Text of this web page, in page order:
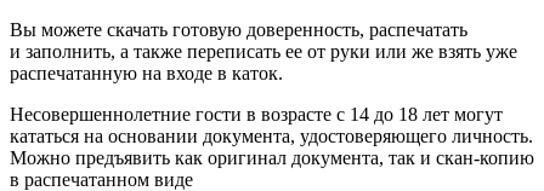
Вы можете скачать готовую доверенность, распечатать
и заполнить, а также переписать ее от руки или же взять уже
распечатанную на входе в каток.
Несовершеннолетние гости в возрасте с 14 до 18 лет могут
кататься на основании документа, удостоверяющего личность.
Можно предъявить как оригинал документа, так и скан-копию
в распечатанном виде